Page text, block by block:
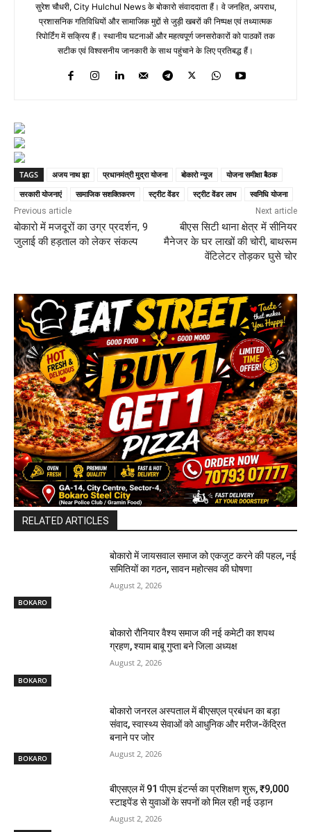
सुरेश चौधरी, City Hulchul News के बोकारो संवाददाता हैं। वे जनहित, अपराध,
प्रशासनिक गतिविधियों और सामाजिक मुद्दों से जुड़ी खबरों की निष्पक्ष एवं तथ्यात्मक
रिपोर्टिंग में सक्रिय हैं। स्थानीय घटनाओं और महत्वपूर्ण जनसरोकारों को पाठकों तक
सटीक एवं विश्वसनीय जानकारी के साथ पहुंचाने के लिए प्रतिबद्ध हैं।
TAGS अजय नाथ झा प्रधानमंत्री मुद्रा योजना बोकारो न्यूज
योजना समीक्षा बैठक
सरकारी योजनाएं
सामाजिक सशक्तिकरण स्ट्रीट वेंडर स्ट्रीट वेंडर लाभ स्वनिधि योजना
Previous article
बोकारो में मजदूरों का उग्र प्रदर्शन, 9
जुलाई की हड़ताल को लेकर संकल्प
Next article
बीएस सिटी थाना क्षेत्र में सीनियर
मैनेजर के घर लाखों की चोरी, बाथरूम
वेंटिलेटर तोड़कर घुसे चोर
RELATED ARTICLES
BOKARO
बोकारो में जायसवाल समाज को एकजुट करने की पहल, नई
समितियों का गठन, सावन महोत्सव की घोषणा
August 2, 2026
BOKARO
बोकारो रौनियार वैश्य समाज की नई कमेटी का शपथ
ग्रहण, श्याम बाबू गुप्ता बने जिला अध्यक्ष
August 2, 2026
BOKARO
बोकारो जनरल अस्पताल में बीएसएल प्रबंधन का बड़ा
संवाद, स्वास्थ्य सेवाओं को आधुनिक और मरीज-केंद्रित
बनाने पर जोर
August 2, 2026
बीएसएल में 91 पीएम इंटर्न्स का प्रशिक्षण शुरू, ₹9,000
स्टाइपेंड से युवाओं के सपनों को मिल रही नई उड़ान
August 2, 2026